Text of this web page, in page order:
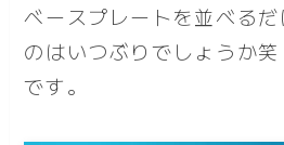
ベースプレートを並べる
のはいつぶりでしょうか
です。